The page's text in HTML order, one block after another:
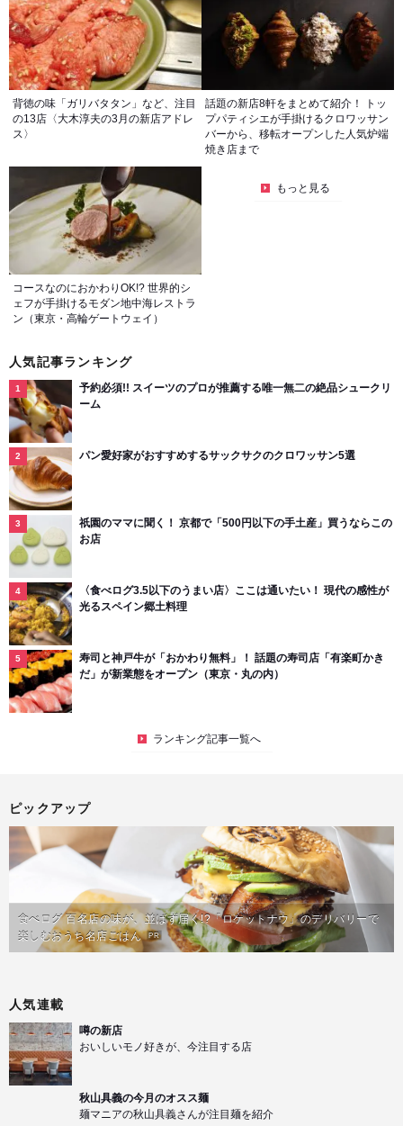
背徳の味「ガリバタタン」など、注目
の13店〈大木淳夫の3月の新店アドレ
ス〉
話題の新店8軒をまとめて紹介！ トッ
プパティシエが手掛けるクロワッサン
バーから、移転オープンした人気炉端
焼き店まで
コースなのにおかわりOK!? 世界的シ
ェフが手掛けるモダン地中海レストラ
ン（東京・高輪ゲートウェイ）
もっと見る
人気記事ランキング
予約必須!! スイーツのプロが推薦する唯一無二の絶品シュークリ
ーム
パン愛好家がおすすめするサックサクのクロワッサン5選
祇園のママに聞く！ 京都で「500円以下の手土産」買うならこの
お店
〈食べログ3.5以下のうまい店〉ここは通いたい！ 現代の感性が
光るスペイン郷土料理
寿司と神戸牛が「おかわり無料」！ 話題の寿司店「有楽町かき
だ」が新業態をオープン（東京・丸の内）
ランキング記事一覧へ
ピックアップ
食べログ 百名店の味が、並ばず届く!?「ロケットナウ」のデリバリーで
楽しむおうち名店ごはん PR
人気連載
噂の新店
おいしいモノ好きが、今注目する店
秋山具義の今月のオスス麺
麺マニアの秋山具義さんが注目麺を紹介